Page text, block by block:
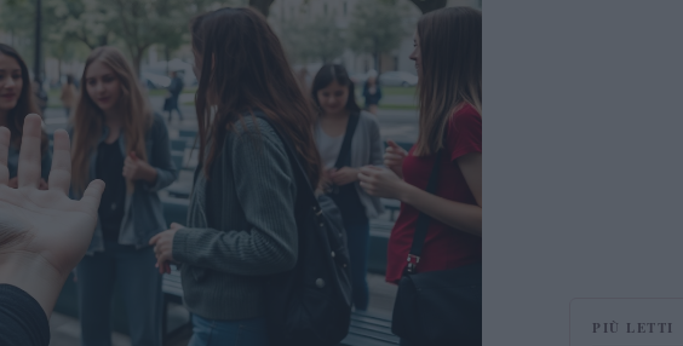
PIÙ LETTI